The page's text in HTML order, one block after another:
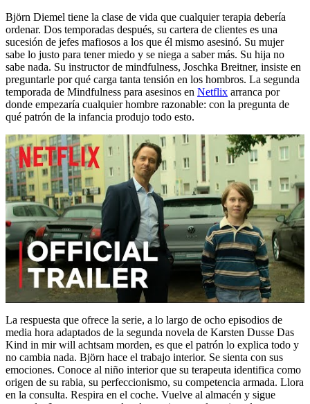
Björn Diemel tiene la clase de vida que cualquier terapia debería
ordenar. Dos temporadas después, su cartera de clientes es una
sucesión de jefes mafiosos a los que él mismo asesinó. Su mujer
sabe lo justo para tener miedo y se niega a saber más. Su hija no
sabe nada. Su instructor de mindfulness, Joschka Breitner, insiste en
preguntarle por qué carga tanta tensión en los hombros. La segunda
temporada de Mindfulness para asesinos en Netflix arranca por
donde empezaría cualquier hombre razonable: con la pregunta de
qué patrón de la infancia produjo todo esto.
La respuesta que ofrece la serie, a lo largo de ocho episodios de
media hora adaptados de la segunda novela de Karsten Dusse Das
Kind in mir will achtsam morden, es que el patrón lo explica todo y
no cambia nada. Björn hace el trabajo interior. Se sienta con sus
emociones. Conoce al niño interior que su terapeuta identifica como
origen de su rabia, su perfeccionismo, su competencia armada. Llora
en la consulta. Respira en el coche. Vuelve al almacén y sigue